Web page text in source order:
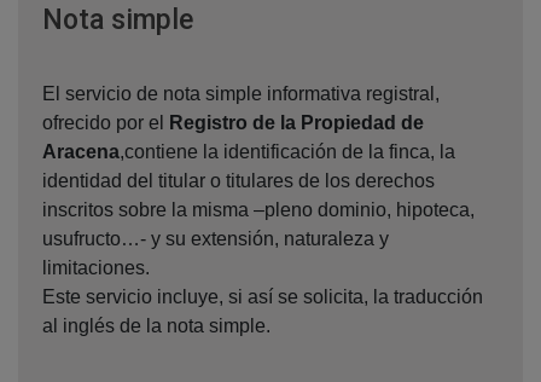
Nota simpleVentana nueva
El servicio de nota simple informativa registral,
ofrecido por el
Registro de la Propiedad de
Aracena,contiene la identificación de la finca, la
identidad del titular o titulares de los derechos
inscritos sobre la misma –pleno dominio, hipoteca,
usufructo…- y su extensión, naturaleza y
limitaciones.
Este servicio incluye, si así se solicita, la traducción
al inglés de la nota simple.